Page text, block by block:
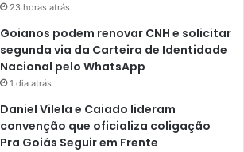
23 horas atrás
Goianos podem renovar CNH e solicitar
segunda via da Carteira de Identidade
Nacional pelo WhatsApp
1 dia atrás
Daniel Vilela e Caiado lideram
convenção que oficializa coligação
Pra Goiás Seguir em Frente